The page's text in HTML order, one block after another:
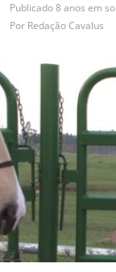
Publicado8 anos em
Por Redação Cavalus